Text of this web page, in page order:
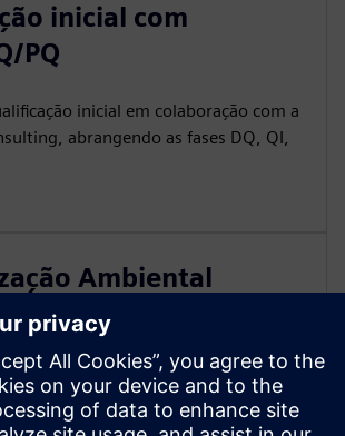
inicial com
PQ
inicial em colaboração com a
abrangendo as fases DQ, QI,
Ambiental
micróbios transportados pelo ar,
placas de sedimentação e
de luvas para garantir a segurança